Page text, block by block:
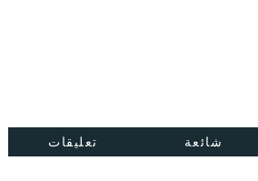
شائعة تعليقات